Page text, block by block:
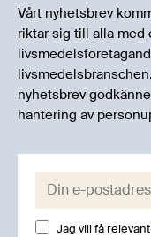
Vårt nyhetsbrev
riktar sig till alla
nyhetsbrev
hantering av
E-post:
Jag vill få